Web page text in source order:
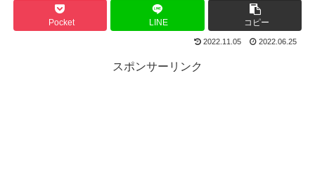
Pocket LINE コピー
2022.11.05 2022.06.25
スポンサーリンク